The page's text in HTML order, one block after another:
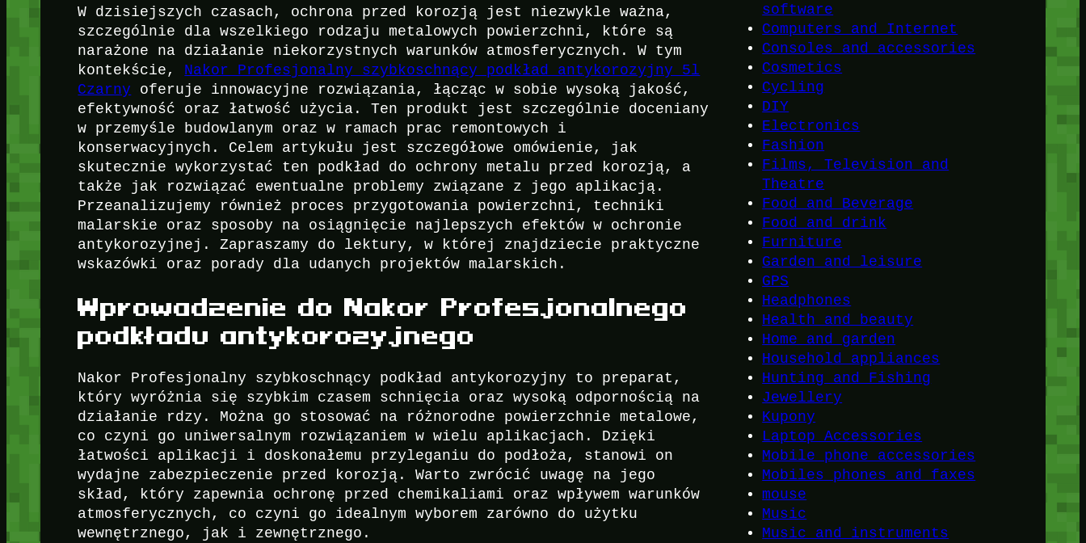
W dzisiejszych czasach, ochrona przed korozją jest niezwykle ważna,
szczególnie dla wszelkiego rodzaju metalowych powierzchni, które są
narażone na działanie niekorzystnych warunków atmosferycznych. W tym
kontekście, Nakor Profesjonalny szybkoschnący podkład antykorozyjny 5l
Czarny oferuje innowacyjne rozwiązania, łącząc w sobie wysoką jakość,
efektywność oraz łatwość użycia. Ten produkt jest szczególnie doceniany
w przemyśle budowlanym oraz w ramach prac remontowych i
konserwacyjnych. Celem artykułu jest szczegółowe omówienie, jak
skutecznie wykorzystać ten podkład do ochrony metalu przed korozją, a
także jak rozwiązać ewentualne problemy związane z jego aplikacją.
Przeanalizujemy również proces przygotowania powierzchni, techniki
malarskie oraz sposoby na osiągnięcie najlepszych efektów w ochronie
antykorozyjnej. Zapraszamy do lektury, w której znajdziecie praktyczne
wskazówki oraz porady dla udanych projektów malarskich.
Wprowadzenie do Nakor Profesjonalnego
podkładu antykorozyjnego
Nakor Profesjonalny szybkoschnący podkład antykorozyjny to preparat,
który wyróżnia się szybkim czasem schnięcia oraz wysoką odpornością na
działanie rdzy. Można go stosować na różnorodne powierzchnie metalowe,
co czyni go uniwersalnym rozwiązaniem w wielu aplikacjach. Dzięki
łatwości aplikacji i doskonałemu przyleganiu do podłoża, stanowi on
wydajne zabezpieczenie przed korozją. Warto zwrócić uwagę na jego
skład, który zapewnia ochronę przed chemikaliami oraz wpływem warunków
atmosferycznych, co czyni go idealnym wyborem zarówno do użytku
wewnętrznego, jak i zewnętrznego.
software
Computers and Internet
Consoles and accessories
Cosmetics
Cycling
DIY
Electronics
Fashion
Films, Television and
Theatre
Food and Beverage
Food and drink
Furniture
Garden and leisure
GPS
Headphones
Health and beauty
Home and garden
Household appliances
Hunting and Fishing
Jewellery
Kupony
Laptop Accessories
Mobile phone accessories
Mobiles phones and faxes
mouse
Music
Music and instruments